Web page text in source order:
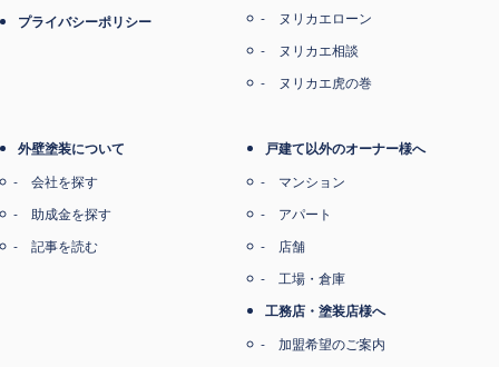
プライバシーポリシー
ヌリカエローン
ヌリカエ相談
ヌリカエ虎の巻
外壁塗装について
会社を探す
助成金を探す
記事を読む
戸建て以外のオーナー様へ
マンション
アパート
店舗
工場・倉庫
工務店・塗装店様へ
加盟希望のご案内